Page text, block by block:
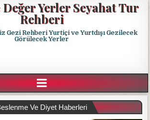
Değer Yerler Seyahat Tur
Rehberi
Gezi Rehberi Yurtiçi ve Yurtdışı Gezilecek
Görülecek Yerler
Ve Diyet Haberleri